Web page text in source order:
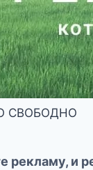
СВОБОДНО
и